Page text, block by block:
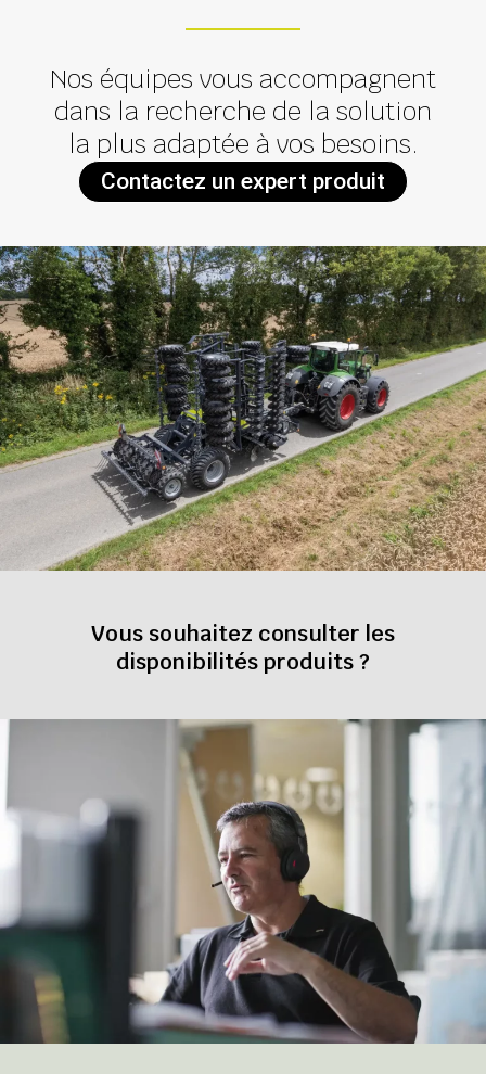
Nos équipes vous accompagnent
dans la recherche de la solution
la plus adaptée à vos besoins.
Contactez un expert produit
Vous souhaitez consulter les
disponibilités produits ?